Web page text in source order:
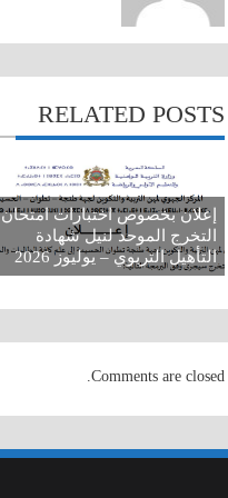
RELATED POSTS
إعلان بخصوص اختبارات امتحان
التخرج الموحد لنيل شهادة
التأهيل التربوي – يوليوز 2026
Comments are closed.